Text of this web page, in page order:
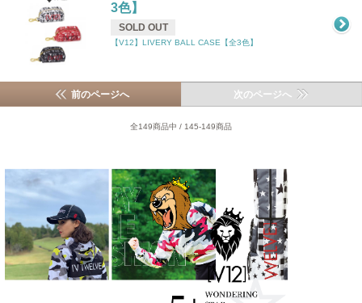
3色】
SOLD OUT
【V12】LIVERY BALL CASE【全3色】
前のページへ 次のページへ
全149商品中 / 145-149商品